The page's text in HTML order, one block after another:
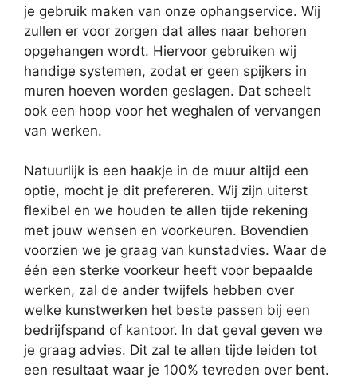
je gebruik maken van onze ophangservice. Wij
zullen er voor zorgen dat alles naar behoren
opgehangen wordt. Hiervoor gebruiken wij
handige systemen, zodat er geen spijkers in
muren hoeven worden geslagen. Dat scheelt
ook een hoop voor het weghalen of vervangen
van werken.
Natuurlijk is een haakje in de muur altijd een
optie, mocht je dit prefereren. Wij zijn uiterst
flexibel en we houden te allen tijde rekening
met jouw wensen en voorkeuren. Bovendien
voorzien we je graag van kunstadvies. Waar de
één een sterke voorkeur heeft voor bepaalde
werken, zal de ander twijfels hebben over
welke kunstwerken het beste passen bij een
bedrijfspand of kantoor. In dat geval geven we
je graag advies. Dit zal te allen tijde leiden tot
een resultaat waar je 100% tevreden over bent.